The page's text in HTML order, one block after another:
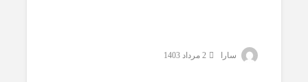
سارا 2 مرداد 1403